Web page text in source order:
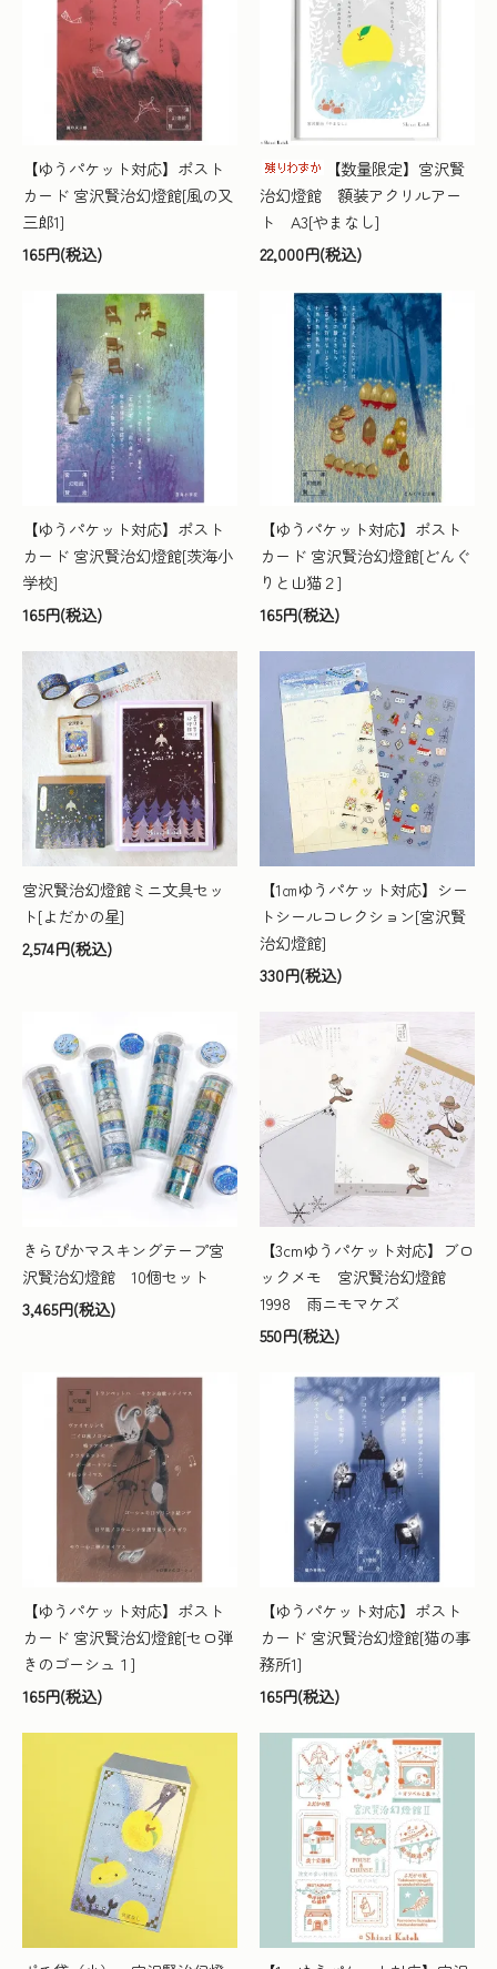
【ゆうパケット対応】ポスト
カード 宮沢賢治幻燈館[風の又
三郎1]
165円(税込)
【数量限定】宮沢賢
治幻燈館 額装アクリルアー
ト A3[やまなし]
22,000円(税込)
【ゆうパケット対応】ポスト
カード 宮沢賢治幻燈館[茨海小
学校]
165円(税込)
【ゆうパケット対応】ポスト
カード 宮沢賢治幻燈館[どんぐ
りと山猫２]
165円(税込)
宮沢賢治幻燈館ミニ文具セッ
ト[よだかの星]
2,574円(税込)
【1㎝ゆうパケット対応】シー
トシールコレクション[宮沢賢
治幻燈館]
330円(税込)
きらぴかマスキングテープ宮
沢賢治幻燈館 10個セット
3,465円(税込)
【3cmゆうパケット対応】ブロ
ックメモ 宮沢賢治幻燈館
1998 雨ニモマケズ
550円(税込)
【ゆうパケット対応】ポスト
カード 宮沢賢治幻燈館[セロ弾
きのゴーシュ１]
165円(税込)
【ゆうパケット対応】ポスト
カード 宮沢賢治幻燈館[猫の事
務所1]
165円(税込)